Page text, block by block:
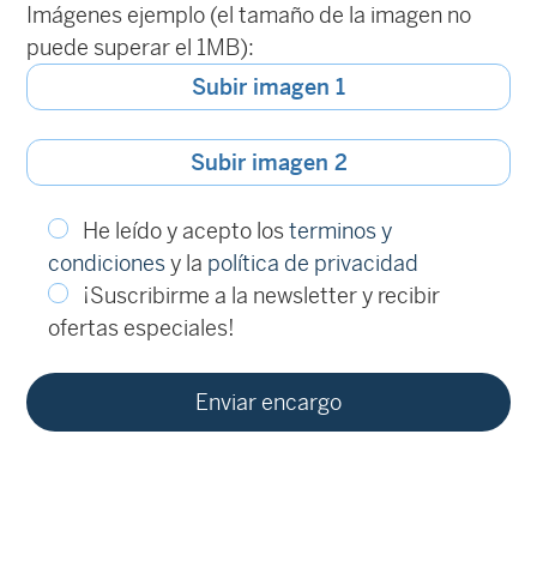
Imágenes ejemplo (el tamaño de la imagen no
puede superar el 1MB):
Subir imagen 1
Subir imagen 2
He leído y acepto losterminos y
condicionesy la política de privacidad
¡Suscribirme a la newsletter y recibir
ofertas especiales!